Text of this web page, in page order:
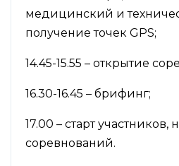
медицинский и
получение точек GPS;
14.45-15.55 – открытие
16.30-16.45 – брифинг;
17.00 – старт участников,
соревнований.